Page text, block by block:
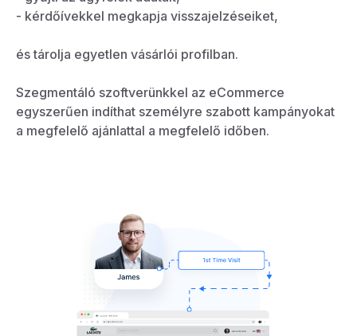
- kérdőívekkel megkapja visszajelzéseiket,
és tárolja egyetlen vásárlói profilban.
Szegmentáló szoftverünkkel az eCommerce
egyszerűen indíthat személyre szabott kampányokat
a megfelelő ajánlattal a megfelelő időben.